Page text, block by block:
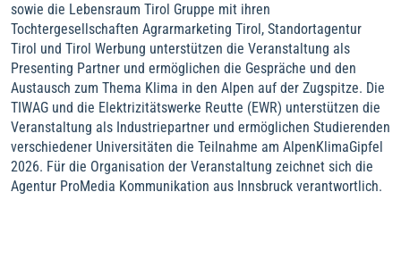
sowie die Lebensraum Tirol Gruppe mit ihren
Tochtergesellschaften Agrarmarketing Tirol, Standortagentur
Tirol und Tirol Werbung unterstützen die Veranstaltung als
Presenting Partner und ermöglichen die Gespräche und den
Austausch zum Thema Klima in den Alpen auf der Zugspitze. Die
TIWAG und die Elektrizitätswerke Reutte (EWR) unterstützen die
Veranstaltung als Industriepartner und ermöglichen Studierenden
verschiedener Universitäten die Teilnahme am AlpenKlimaGipfel
2026. Für die Organisation der Veranstaltung zeichnet sich die
Agentur ProMedia Kommunikation aus Innsbruck verantwortlich.